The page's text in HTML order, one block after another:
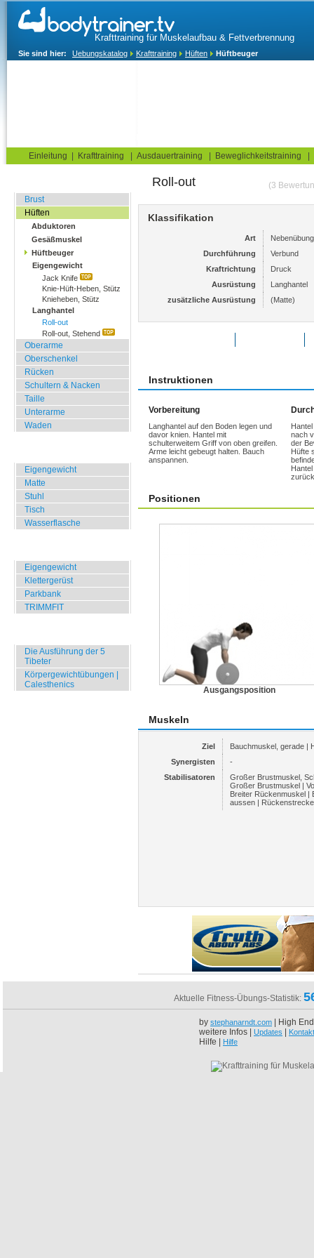
Krafttraining für Muskelaufbau & Fettverbrennung
Sie sind hier: Uebungskatalog Krafttraining Hüften Hüftbeuger
Einleitung Krafttraining Ausdauertraining Beweglichkeitstraining
Brust
Hüften
Abduktoren
Gesäßmuskel
Hüftbeuger
Eigengewicht
Jack Knife
Knie-Hüft-Heben, Stütz
Knieheben, Stütz
Langhantel
Roll-out
Roll-out, Stehend
Oberarme
Oberschenkel
Rücken
Schultern & Nacken
Taille
Unterarme
Waden
Eigengewicht
Matte
Stuhl
Tisch
Wasserflasche
Eigengewicht
Klettergerüst
Parkbank
TRIMMFIT
Die Ausführung der 5
Tibeter
Körpergewichtübungen |
Calesthenics
Roll-out (3
Klassifikation
Art
Nebenübung
Durchführung
Verbund
Kraftrichtung
Druck
Ausrüstung
Langhantel
zusätzliche Ausrüstung
(Matte)
Instruktionen
Vorbereitung
Langhantel auf den Boden legen und
davor knien. Hantel mit
schulterweitem Griff von oben greifen.
Arme leicht gebeugt halten. Bauch
anspannen.
nach
der
Hüfte
Positionen
Ausgangsposition
Muskeln
Ziel
Bauchmuskel, gerade |
Synergisten
-
Stabilisatoren
Großer Brustmuskel,
Großer Brustmuskel |
Breiter Rückenmuskel |
aussen |
Aktuelle Fitness-Übungs-Statistik:
by stephanarndt.com | High
weitere Infos | Updates Kontakt
Hilfe | Hilfe